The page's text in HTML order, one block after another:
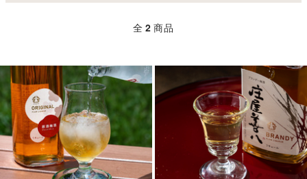
全 2 商品